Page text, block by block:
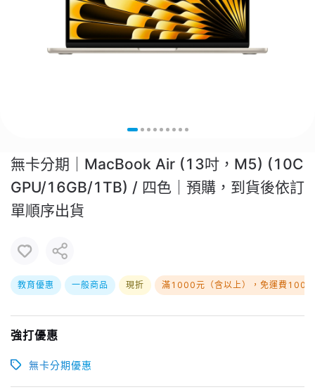
無卡分期｜MacBook Air (13吋，M5) (10C
GPU/16GB/1TB) / 四色｜預購，到貨後依訂
單順序出貨
教育優惠 一般商品 現折 滿1000元（含以上），免運費100元
強打優惠
無卡分期優惠